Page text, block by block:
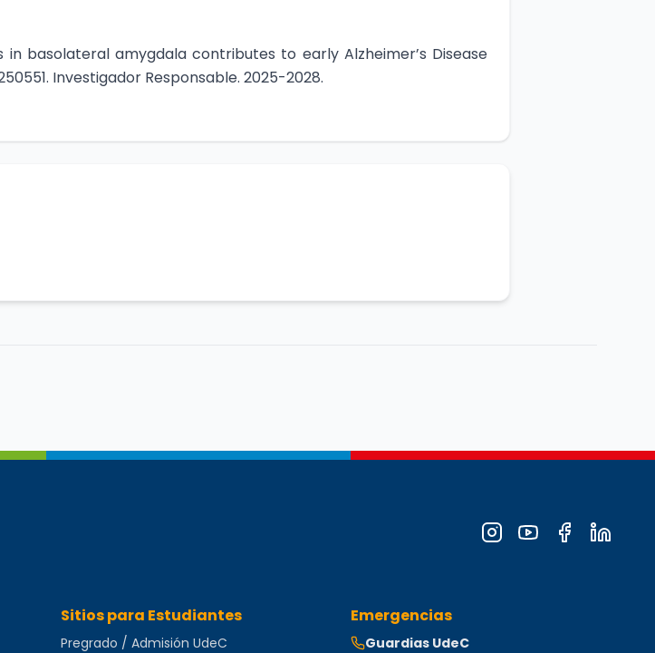
basolateral amygdala contributes to early Alzheimer’s Disease
Investigador Responsable. 2025-2028.
Sitios para Estudiantes
Pregrado / Admisión UdeC
Emergencias
Guardias UdeC